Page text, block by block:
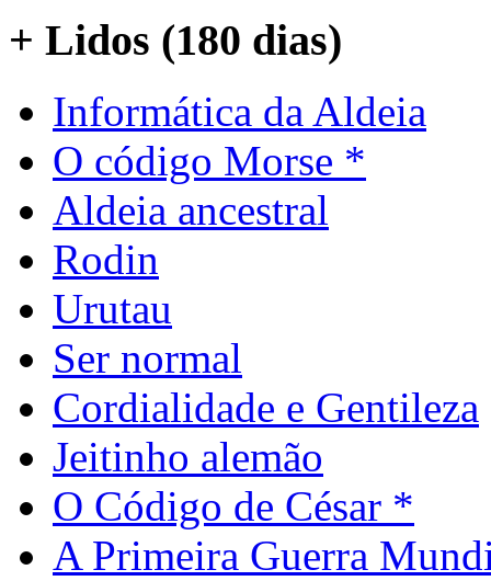
+ Lidos (180 dias)
Informática da Aldeia
O código Morse *
Aldeia ancestral
Rodin
Urutau
Ser normal
Cordialidade e Gentileza
Jeitinho alemão
O Código de César *
A Primeira Guerra